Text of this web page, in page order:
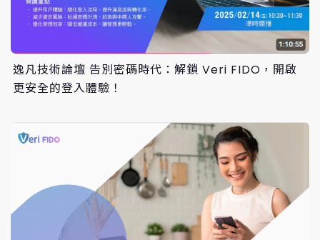
逸凡技術論壇 告別密碼時代：解鎖 Veri FIDO，開啟
更安全的登入體驗！